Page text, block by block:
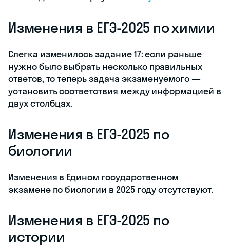
Изменения в ЕГЭ-2025 по химии
Слегка изменилось задание 17: если раньше
нужно было выбрать несколько правильных
ответов, то теперь задача экзаменуемого —
установить соответствия между информацией в
двух столбцах.
Изменения в ЕГЭ-2025 по
биологии
Изменения в Едином государственном
экзамене по биологии в 2025 году отсутствуют.
Изменения в ЕГЭ-2025 по
истории